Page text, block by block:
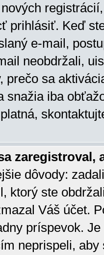
prihlásiť. Keď
e-mail,
neobdržali,
prečo sa
snažia iba
zaregistroval,
dôvody:
ktorý ste
Váš účet.
príspevok.
neprispeli,